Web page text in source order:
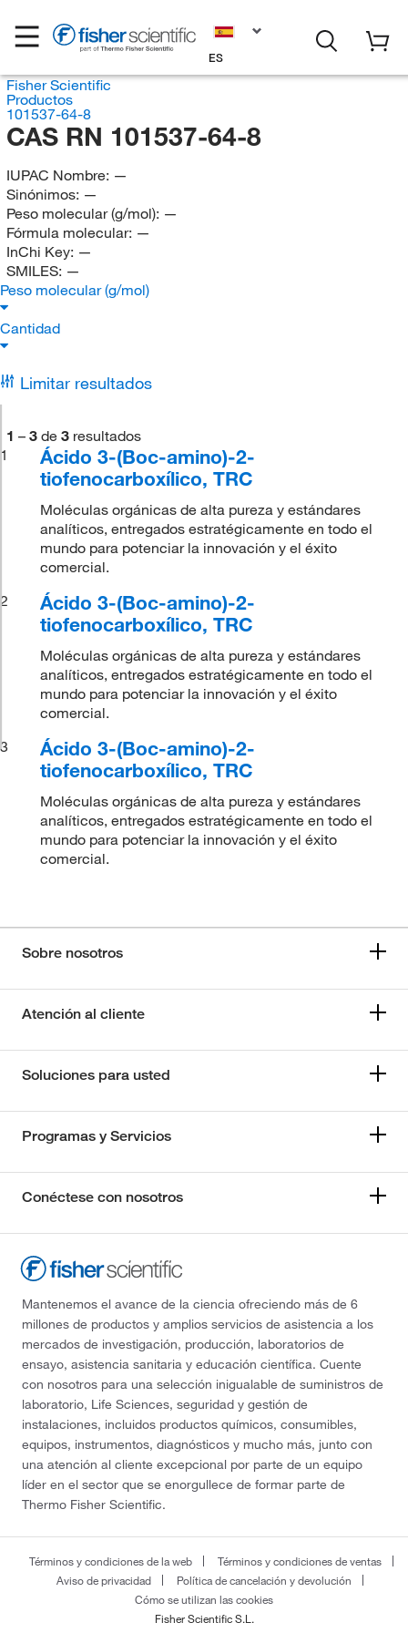
ES
Fisher Scientific
Productos
101537-64-8
CAS RN 101537-64-8
IUPAC Nombre: —
Sinónimos: —
Peso molecular (g/mol): —
Fórmula molecular: —
InChi Key: —
SMILES: —
Peso molecular (g/mol)
Cantidad
Limitar resultados
1 – 3 de 3 resultados
1
Ácido 3-(Boc-amino)-2-
tiofenocarboxílico, TRC
Moléculas orgánicas de alta pureza y estándares
analíticos, entregados estratégicamente en todo el
mundo para potenciar la innovación y el éxito
comercial.
2
Ácido 3-(Boc-amino)-2-
tiofenocarboxílico, TRC
Moléculas orgánicas de alta pureza y estándares
analíticos, entregados estratégicamente en todo el
mundo para potenciar la innovación y el éxito
comercial.
3
Ácido 3-(Boc-amino)-2-
tiofenocarboxílico, TRC
Moléculas orgánicas de alta pureza y estándares
analíticos, entregados estratégicamente en todo el
mundo para potenciar la innovación y el éxito
comercial.
Sobre nosotros
Atención al cliente
Soluciones para usted
Programas y Servicios
Conéctese con nosotros
Mantenemos el avance de la ciencia ofreciendo más de 6
millones de productos y amplios servicios de asistencia a los
mercados de investigación, producción, laboratorios de
ensayo, asistencia sanitaria y educación científica. Cuente
con nosotros para una selección inigualable de suministros de
laboratorio, Life Sciences, seguridad y gestión de
instalaciones, incluidos productos químicos, consumibles,
equipos, instrumentos, diagnósticos y mucho más, junto con
una atención al cliente excepcional por parte de un equipo
líder en el sector que se enorgullece de formar parte de
Thermo Fisher Scientific.
Términos y condiciones de la web
Términos y condiciones de ventas
Aviso de privacidad
Política de cancelación y devolución
Cómo se utilizan las cookies
Fisher Scientific S.L.